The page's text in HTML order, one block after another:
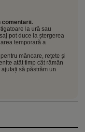
comentarii.
la ură sau
pot duce la ștergerea
temporară a
mâncare, rețete și
atât timp cât rămân
să păstrăm un